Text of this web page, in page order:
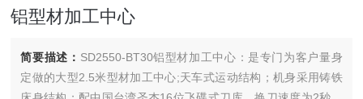
铝型材加工中心
简要描述： SD2550-BT30铝型材加工中心：是专门为客户量身
定做的大型2.5米型材加工中心;天车式运动结构；机身采用铸铁